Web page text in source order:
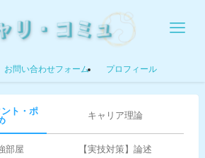
お問い合わせフォーム プロフィール
ト・ポ
キャリア理論
部屋 【実技対策】論述